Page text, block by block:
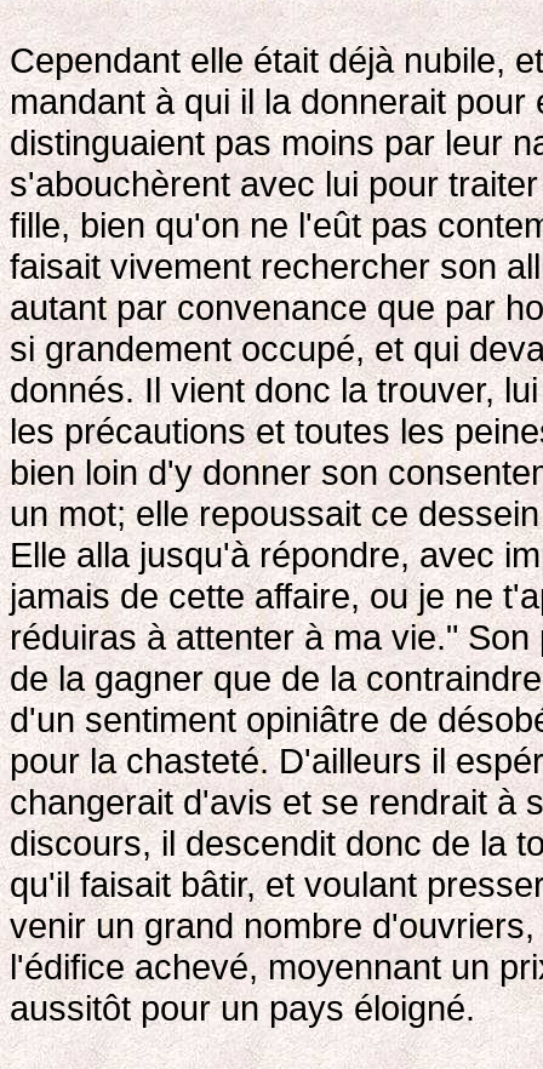
Cependant elle était déjà nubile,
mandant à qui il la donnerait
distinguaient pas moins par leur
s'abouchèrent avec lui pour
fille, bien qu'on ne l'eût pas
faisait vivement rechercher son
autant par convenance que par
si grandement occupé, et qui
donnés. Il vient donc la trouver,
les précautions et toutes les
bien loin d'y donner son
un mot; elle repoussait ce
Elle alla jusqu'à répondre, avec
jamais de cette affaire, ou je ne
réduiras à attenter à ma vie."
de la gagner que de la
d'un sentiment opiniâtre de
pour la chasteté. D'ailleurs il
changerait d'avis et se rendrait à
discours, il descendit donc de la
qu'il faisait bâtir, et voulant
venir un grand nombre
l'édifice achevé, moyennant un
aussitôt pour un pays éloigné.